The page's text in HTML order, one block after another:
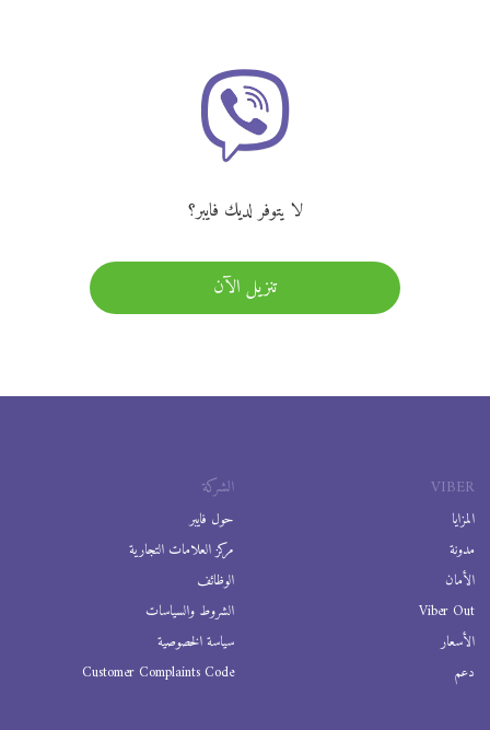
لا يتوفر لديك فايبر؟
تنزيل الآن
VIBER
المزايا
مدونة
الأمان
Viber Out
الأسعار
دعم
الشركة
حول فايبر
مركز العلامات التجارية
الوظائف
الشروط والسياسات
سياسة الخصوصية
Customer Complaints Code